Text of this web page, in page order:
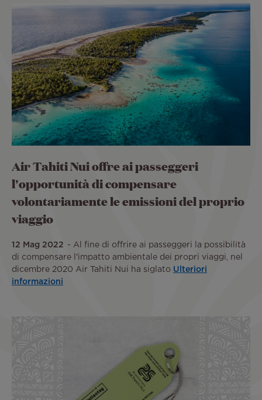
Air Tahiti Nui offre ai passeggeri
l'opportunità di compensare
volontariamente le emissioni del proprio
viaggio
12 Mag 2022
Al fine di offrire ai passeggeri la possibilità
di compensare l'impatto ambientale dei propri viaggi, nel
dicembre 2020 Air Tahiti Nui ha siglato Ulteriori
informazioni